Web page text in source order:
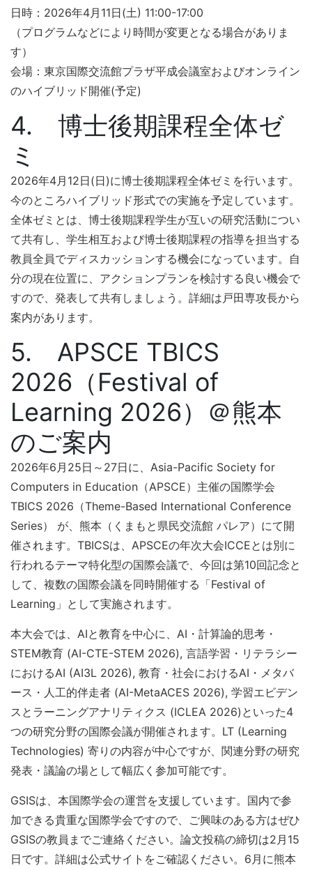
日時：2026年4月11日(土) 11:00-17:00
（プログラムなどにより時間が変更となる場合がありま
す）
会場：東京国際交流館プラザ平成会議室およびオンライン
のハイブリッド開催(予定)
4. 博士後期課程全体ゼ
ミ
2026年4月12日(日)に博士後期課程全体ゼミを行います。
今のところハイブリッド形式での実施を予定しています。
全体ゼミとは、博士後期課程学生が互いの研究活動につい
て共有し、学生相互および博士後期課程の指導を担当する
教員全員でディスカッションする機会になっています。自
分の現在位置に、アクションプランを検討する良い機会で
すので、発表して共有しましょう。詳細は戸田専攻長から
案内があります。
5. APSCE TBICS
2026（Festival of
Learning 2026）＠熊本
のご案内
2026年6月25日～27日に、Asia-Pacific Society for
Computers in Education（APSCE）主催の国際学会
TBICS 2026（Theme-Based International Conference
Series） が、熊本（くまもと県民交流館 パレア）にて開
催されます。TBICSは、APSCEの年次大会ICCEとは別に
行われるテーマ特化型の国際会議で、今回は第10回記念と
して、複数の国際会議を同時開催する「Festival of
Learning」として実施されます。
本大会では、AIと教育を中心に、AI・計算論的思考・
STEM教育 (AI-CTE-STEM 2026), 言語学習・リテラシー
におけるAI (AI3L 2026), 教育・社会におけるAI・メタバ
ース・人工的伴走者 (AI-MetaACES 2026), 学習エビデン
スとラーニングアナリティクス (ICLEA 2026)といった4
つの研究分野の国際会議が開催されます。LT (Learning
Technologies) 寄りの内容が中心ですが、関連分野の研究
発表・議論の場として幅広く参加可能です。
GSISは、本国際学会の運営を支援しています。国内で参
加できる貴重な国際学会ですので、ご興味のある方はぜひ
GSISの教員までご連絡ください。論文投稿の締切は2月15
日です。詳細は公式サイトをご確認ください。6月に熊本